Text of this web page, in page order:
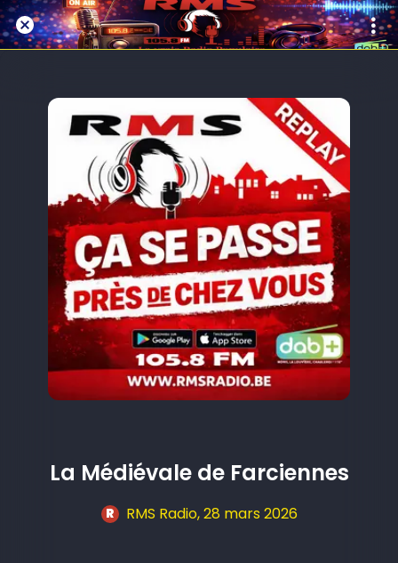
Replay
La Médiévale de Farciennes
R RMS Radio, 28 mars 2026